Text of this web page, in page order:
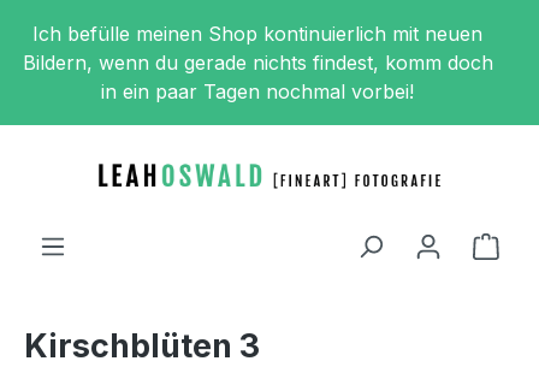
Zum Hauptinhalt springen
Ich befülle meinen Shop kontinuierlich mit neuen
Bildern, wenn du gerade nichts findest, komm doch
in ein paar Tagen nochmal vorbei!
Kirschblüten 3